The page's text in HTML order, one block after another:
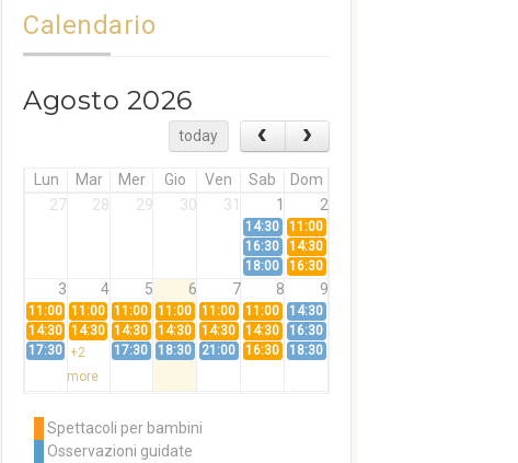
Calendario
Agosto 2026
today
Lun Mar Mer Gio Ven Sab
Dom
27
28 29 30 31 1 2
14:30
11:00
16:30
14:30
18:00
16:30
3 4 5 6 7 8 9
11:00 11:00 11:00 11:00 11:00 11:00
14:30
14:30 14:30 14:30 14:30 14:30 14:30
16:30
17:30 +2
more
17:30 18:30 21:00 16:30 18:30
11:00
14:30
Spettacoli per bambini
Osservazioni guidate